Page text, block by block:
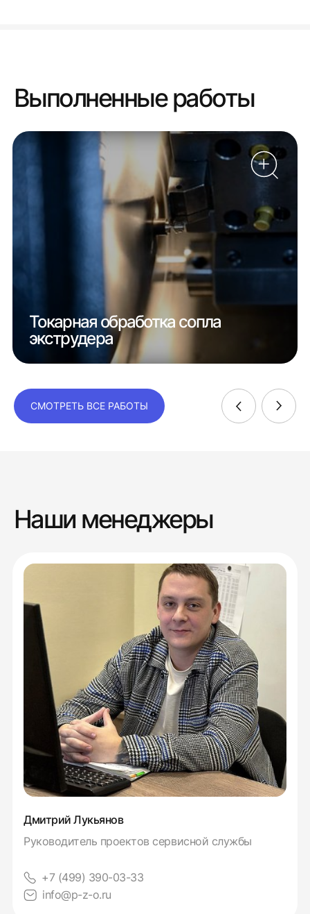
Выполненные работы
Токарная обработка сопла
экструдера
СМОТРЕТЬ ВСЕ РАБОТЫ
Наши менеджеры
Дмитрий Лукьянов
Руководитель проектов сервисной службы
+7 (499) 390-03-33
info@p-z-o.ru